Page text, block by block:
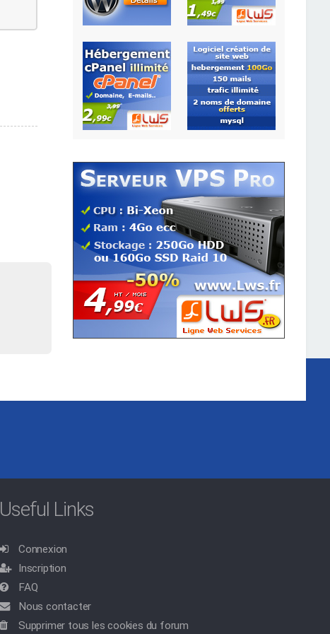
Useful Links
Connexion
Inscription
FAQ
Nous contacter
Supprimer tous les cookies du forum